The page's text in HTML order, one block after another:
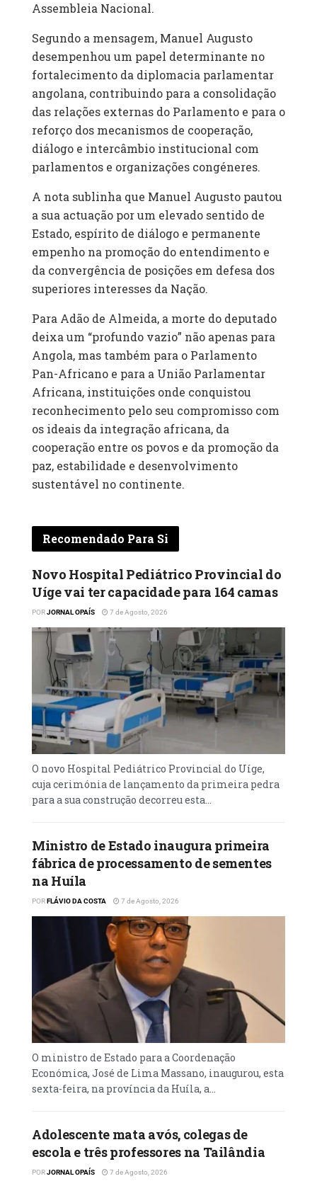
Assembleia Nacional.
Segundo a mensagem, Manuel Augusto
desempenhou um papel determinante no
fortalecimento da diplomacia parlamentar
angolana, contribuindo para a consolidação
das relações externas do Parlamento e para o
reforço dos mecanismos de cooperação,
diálogo e intercâmbio institucional com
parlamentos e organizações congéneres.
A nota sublinha que Manuel Augusto pautou
a sua actuação por um elevado sentido de
Estado, espírito de diálogo e permanente
empenho na promoção do entendimento e
da convergência de posições em defesa dos
superiores interesses da Nação.
Para Adão de Almeida, a morte do deputado
deixa um “profundo vazio” não apenas para
Angola, mas também para o Parlamento
Pan-Africano e para a União Parlamentar
Africana, instituições onde conquistou
reconhecimento pelo seu compromisso com
os ideais da integração africana, da
cooperação entre os povos e da promoção da
paz, estabilidade e desenvolvimento
sustentável no continente.
Recomendado Para Si
Novo Hospital Pediátrico Provincial do
Uíge vai ter capacidade para 164 camas
PORJORNAL OPAÍS 7 de Agosto, 2026
O novo Hospital Pediátrico Provincial do Uíge,
cuja cerimónia de lançamento da primeira pedra
para a sua construção decorreu esta...
Ministro de Estado inaugura primeira
fábrica de processamento de sementes
na Huíla
PORFLÁVIO DA COSTA 7 de Agosto, 2026
O ministro de Estado para a Coordenação
Económica, José de Lima Massano, inaugurou, esta
sexta-feira, na província da Huíla, a...
Adolescente mata avós, colegas de
escola e três professores na Tailândia
PORJORNAL OPAÍS 7 de Agosto, 2026